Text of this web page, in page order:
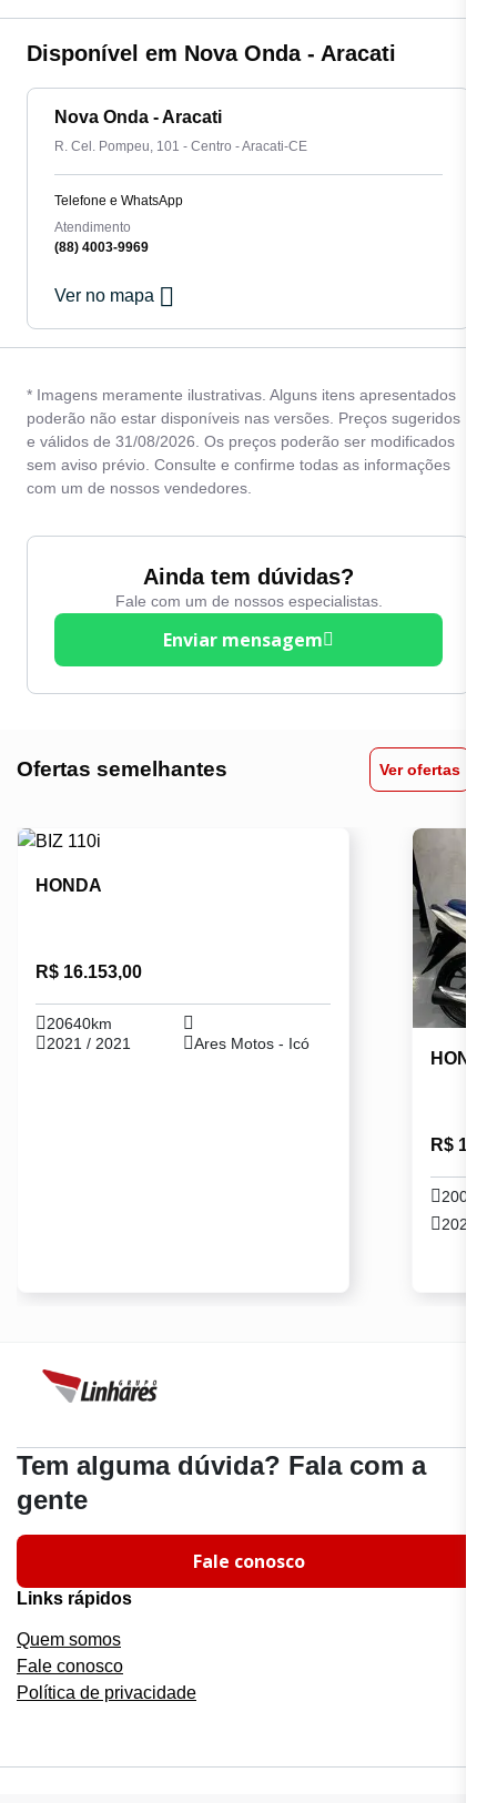
Disponível em Nova Onda - Aracati
Nova Onda - Aracati
R. Cel. Pompeu, 101 - Centro - Aracati-CE
Telefone e WhatsApp
Atendimento
(88) 4003-9969
Ver no mapa
* Imagens meramente ilustrativas. Alguns itens apresentados
poderão não estar disponíveis nas versões. Preços sugeridos
e válidos de 31/08/2026. Os preços poderão ser modificados
sem aviso prévio. Consulte e confirme todas as informações
com um de nossos vendedores.
Ainda tem dúvidas?
Fale com um de nossos especialistas.
Enviar mensagem
Ofertas semelhantes Ver ofertas
HONDA
R$ 16.153,00
20640km
2021 / 2021
Ares Motos - Icó
HONDA
R$
2021 /
Tem alguma dúvida? Fala com a
gente
Fale conosco
Links rápidos
Quem somos
Fale conosco
Política de privacidade